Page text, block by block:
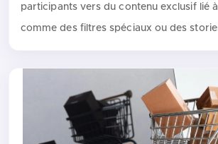
participants vers du contenu exclusif lié à
comme des filtres spéciaux ou des